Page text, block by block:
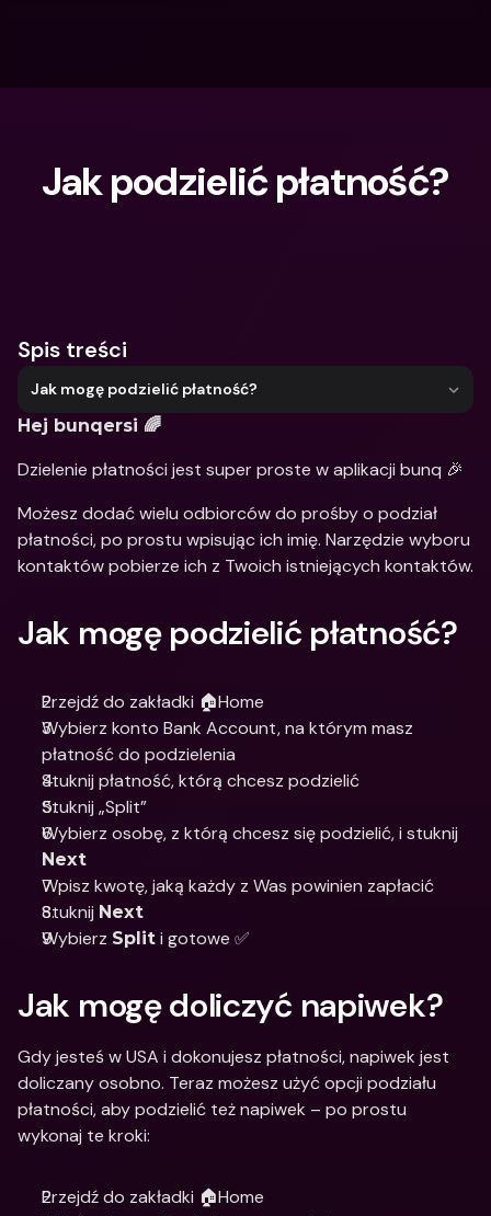
Jak podzielić płatność?
Spis treści
Jak mogę podzielić płatność?
Hej bunqersi 🌈
Dzielenie płatności jest super proste w aplikacji bunq 🎉
Możesz dodać wielu odbiorców do prośby o podział
płatności, po prostu wpisując ich imię. Narzędzie wyboru
kontaktów pobierze ich z Twoich istniejących kontaktów.
Jak mogę podzielić płatność?
Przejdź do zakładki 🏠Home
Wybierz konto Bank Account, na którym masz
płatność do podzielenia
Stuknij płatność, którą chcesz podzielić
Stuknij „Split”
Next
Wpisz kwotę, jaką każdy z Was powinien zapłacić
Stuknij Next
Wybierz Split i gotowe ✅
Jak mogę doliczyć napiwek?
Gdy jesteś w USA i dokonujesz płatności, napiwek jest
doliczany osobno. Teraz możesz użyć opcji podziału
płatności, aby podzielić też napiwek – po prostu
wykonaj te kroki:
Przejdź do zakładki 🏠Home